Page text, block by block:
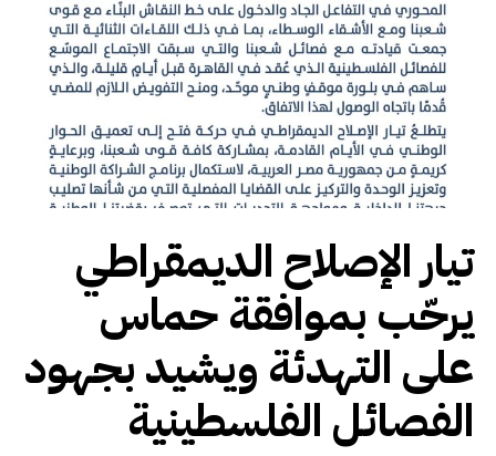
تيار الإصلاح الديمقراطي
يرحّب بموافقة حماس
على التهدئة ويشيد بجهود
الفصائل الفلسطينية